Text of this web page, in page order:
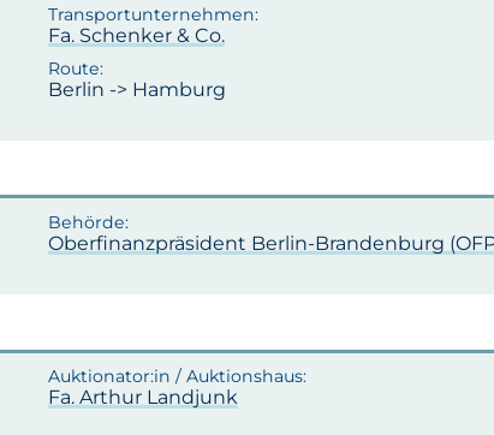
Fa. Schenker & Co.
Berlin -> Hamburg
Oberfinanzpräsident Berlin-Brandenburg
Fa. Arthur Landjunk